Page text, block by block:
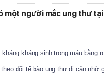
một người mắc ung thư
kháng sinh trong máu bằng
dõi tế bào ung thư di căn nhờ